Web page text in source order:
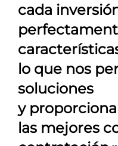
cada
lo que nos
soluciones
y
las mejores